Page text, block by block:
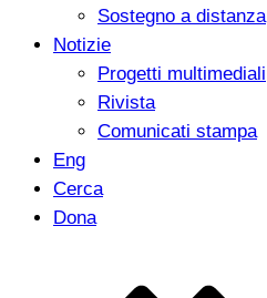
Sostegno a distanza
Notizie
Progetti multimediali
Rivista
Comunicati stampa
Eng
Cerca
Dona